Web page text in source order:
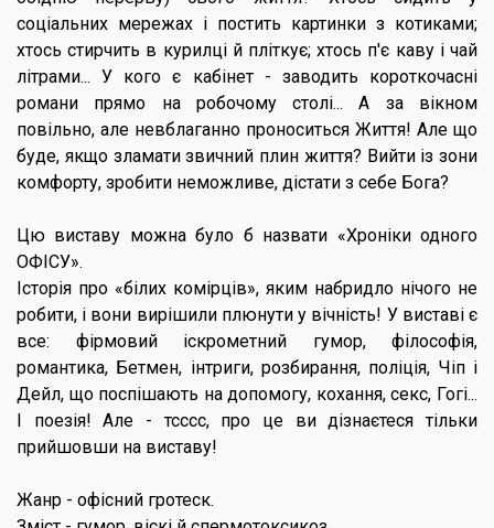
соціальних мережах і постить картинки з котиками;
хтось стирчить в курилці й пліткує; хтось п'є каву і чай
літрами... У кого є кабінет - заводить короткочасні
романи прямо на робочому столі... А за вікном
повільно, але невблаганно проноситься Життя! Але що
буде, якщо зламати звичний плин життя? Вийти із зони
комфорту, зробити неможливе, дістати з себе Бога?
Цю виставу можна було б назвати «Хроніки одного
ОФІСУ».
Історія про «білих комірців», яким набридло нічого не
робити, і вони вирішили плюнути у вічність! У виставі є
все: фірмовий іскрометний гумор, філософія,
романтика, Бетмен, інтриги, розбирання, поліція, Чіп і
Дейл, що поспішають на допомогу, кохання, секс, Гогі...
І поезія! Але - тсссс, про це ви дізнаєтеся тільки
прийшовши на виставу!
Жанр - офісний гротеск.